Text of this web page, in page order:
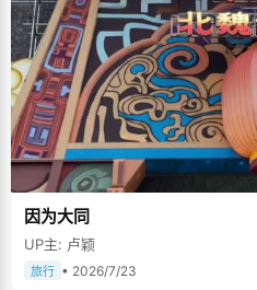
因为大同
UP主: 卢颖
旅行 • 2026/7/23